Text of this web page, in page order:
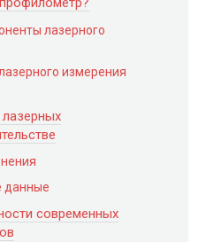
лазерного
измерения
данные
современных